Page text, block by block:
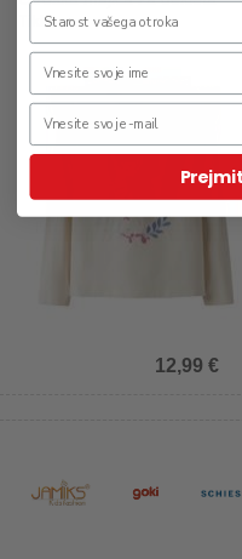
Tikka
12,99 €